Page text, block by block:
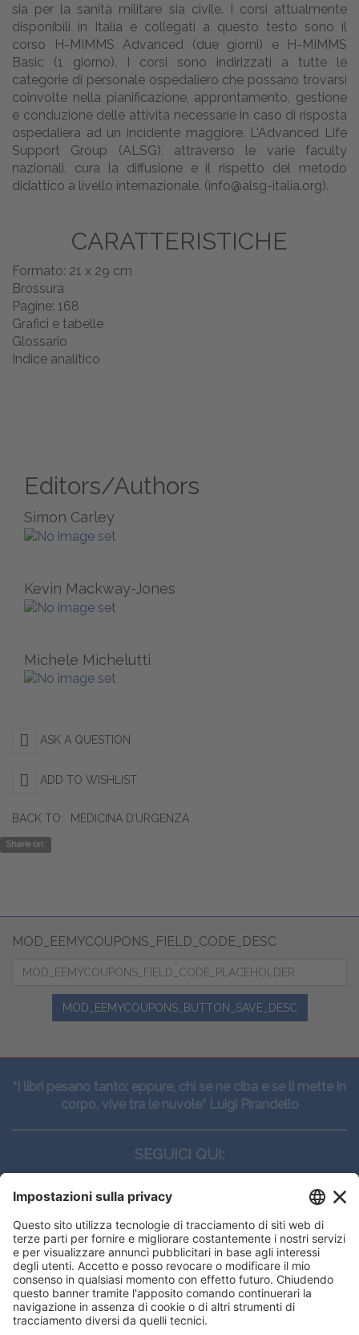
sia per la sanità militare sia civile. I corsi attualmente
disponibili in Italia e collegati a questo testo sono il
corso H-MIMMS Advanced (due giorni) e H-MIMMS
Basic (1 giorno). I corsi sono indirizzati a tutte le
categorie di personale ospedaliero che possano trovarsi
coinvolte nella pianificazione, approntamento, gestione
e conduzione delle attività necessarie in caso di risposta
ospedaliera ad un incidente maggiore. L'Advanced Life
Support Group (ALSG), attraverso le varie faculty
nazionali, cura la diffusione e il rispetto del metodo
didattico a livello internazionale. (info@alsg-italia.org).
CARATTERISTICHE
Formato: 21 x 29 cm
Brossura
Pagine: 168
Grafici e tabelle
Glossario
Indice analitico
Editors/Authors
Simon Carley
Kevin Mackway-Jones
Michele Michelutti
ASK A QUESTION
ADD TO WISHLIST
BACK TO: MEDICINA D’URGENZA
Share on:
MOD_EEMYCOUPONS_FIELD_CODE_DESC
MOD_EEMYCOUPONS_BUTTON_SAVE_DESC
“I libri pesano tanto: eppure, chi se ne ciba e se li mette in
corpo, vive tra le nuvole” Luigi Pirandello
SEGUICI QUI:
CONTATTI
Edi.Ermes srl
Viale E. Forlanini, 21 - 20134, Milano
(+39)027021121
E-mail:eeinfo@eenet.it